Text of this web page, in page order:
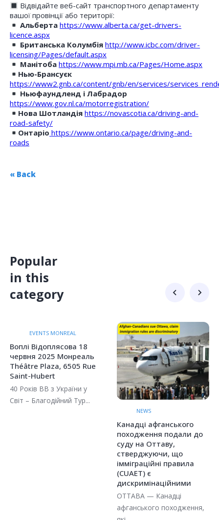
Відвідайте веб-сайт транспортного департаменту
вашої провінції або території:
Альберта https://www.alberta.ca/get-drivers-
licence.aspx
Британська Колумбіяhttp://www.icbc.com/driver-
licensing/Pages/default.aspx
Манітоба https://www.mpi.mb.ca/Pages/Home.aspx
Нью-Брансуєк
https://www2.gnb.ca/content/gnb/en/services/
Ньюфаундленд і Лабрадор
https://www.gov.nl.ca/motorregistration/
Нова Шотландіяhttps://novascotia.ca/driving-and-
road-safety/
Онтаріо https://www.ontario.ca/page/driving-and-
roads
« Back
Popular
in this
category
EVENTS MONREAL
Воплі Відоплясова 18
червня 2025 Монреаль
Théâtre Plaza, 6505 Rue
Saint-Hubert
40 Років ВВ з України у
Світ – Благодійний Тур...
NEWS
Канадці афганського
походження подали до
суду на Оттаву,
стверджуючи, що
імміграційні правила
(CUAET) є
дискримінаційними
ОТТАВА — Канадці
афганського походження,